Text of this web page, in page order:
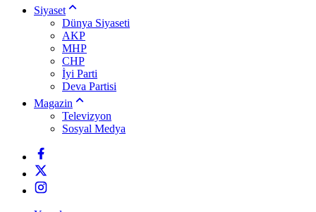
Siyaset
Dünya Siyaseti
AKP
MHP
CHP
İyi Parti
Deva Partisi
Magazin
Televizyon
Sosyal Medya